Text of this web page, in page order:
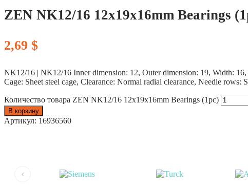
ZEN NK12/16 12x19x16mm Bearings
2,69 $
NK12/16 | NK12/16 Inner dimension: 12, Outer dimension: 19, Width:
Cage: Sheet steel cage, Clearance: Normal radial clearance, Needle
Количество товара ZEN NK12/16 12x19x16mm Bearings (1pc)
В корзину
Артикул: 16936560
‹